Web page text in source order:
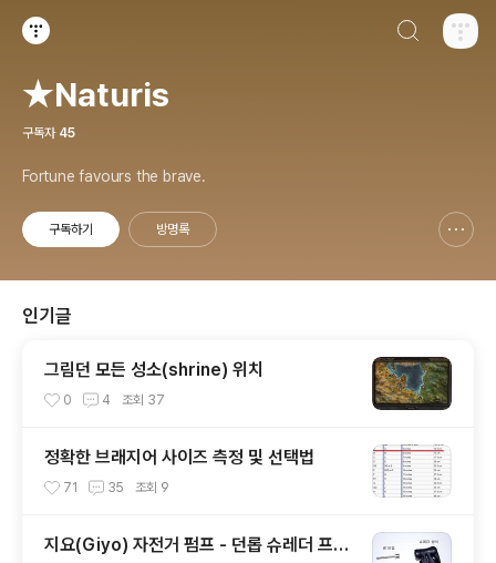
★Naturis
구독자 45
Fortune favours the brave.
구독하기 방명록
인기글
그림던 모든 성소(shrine) 위치
0 4 조회 37
정확한 브래지어 사이즈 측정 및 선택법
71 35 조회 9
지요(Giyo) 자전거 펌프 - 던롭 슈레더 프레